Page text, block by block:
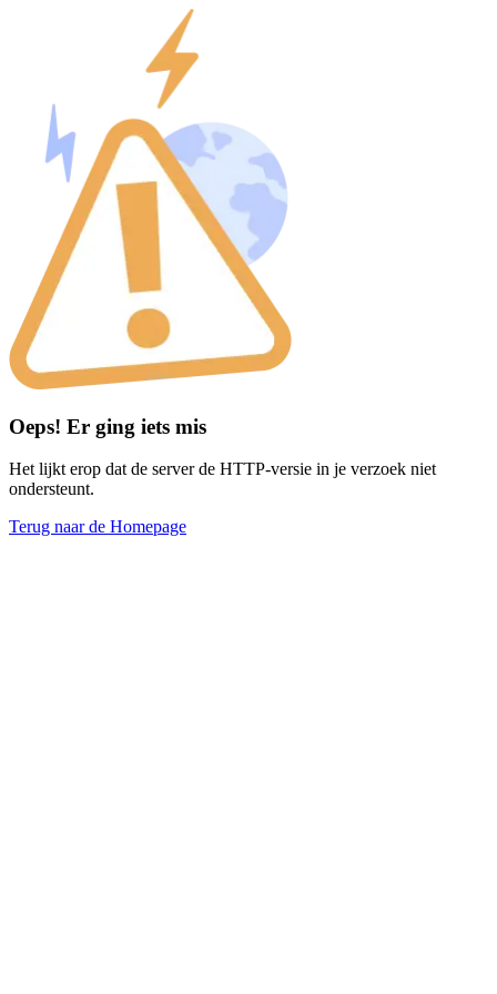
Oeps! Er ging iets mis
Het lijkt erop dat de server de HTTP-versie in je verzoek niet
ondersteunt.
Terug naar de Homepage